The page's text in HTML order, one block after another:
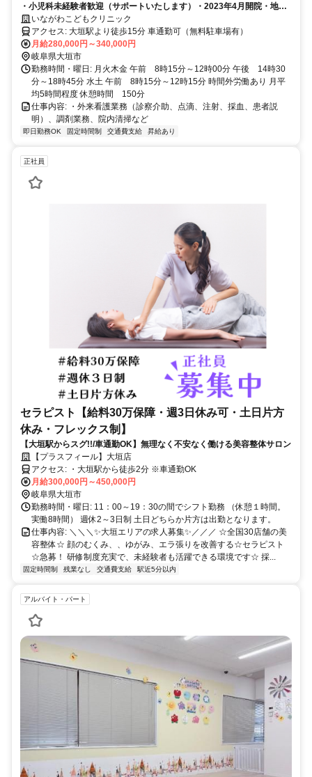
・小児科未経験者歓迎（サポートいたします）・2023年4月開院・地域
の子供たちの成長を支える仕事です
いながわこどもクリニック
アクセス: 大垣駅より徒歩15分 車通勤可（無料駐車場有）
月給280,000円～340,000円
岐阜県大垣市
勤務時間・曜日: 月火木金 午前 8時15分～12時00分 午後 14時30
分～18時45分 水土 午前 8時15分～12時15分 時間外労働あり 月平
均5時間程度 休憩時間 150分
仕事内容: ・外来看護業務（診察介助、点滴、注射、採血、患者説
明）、調剤業務、院内清掃など
即日勤務OK 固定時間制 交通費支給 昇給あり
正社員
セラピスト【給料30万保障・週3日休み可・土日片方
休み・フレックス制】
【大垣駅からスグ!!/車通勤OK】無理なく不安なく働ける美容整体サロン
【プラスフィール】大垣店
アクセス: ・大垣駅から徒歩2分 ※車通勤OK
月給300,000円～450,000円
岐阜県大垣市
勤務時間・曜日: 11：00～19：30の間でシフト勤務 （休憩１時間。
実働8時間） 週休2～3日制 土日どちらか片方は出勤となります。
仕事内容: ＼＼＼✨大垣エリアの求人募集✨／／／ ☆全国30店舗の美
容整体☆ 顔のむくみ、、ゆがみ、エラ張りを改善する☆セラピスト
☆急募！ 研修制度充実で、未経験者も活躍できる環境です☆ 採...
固定時間制 残業なし 交通費支給 駅近5分以内
アルバイト・パート